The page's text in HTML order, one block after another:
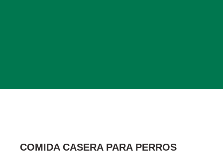
COMIDA CASERA PARA PERROS